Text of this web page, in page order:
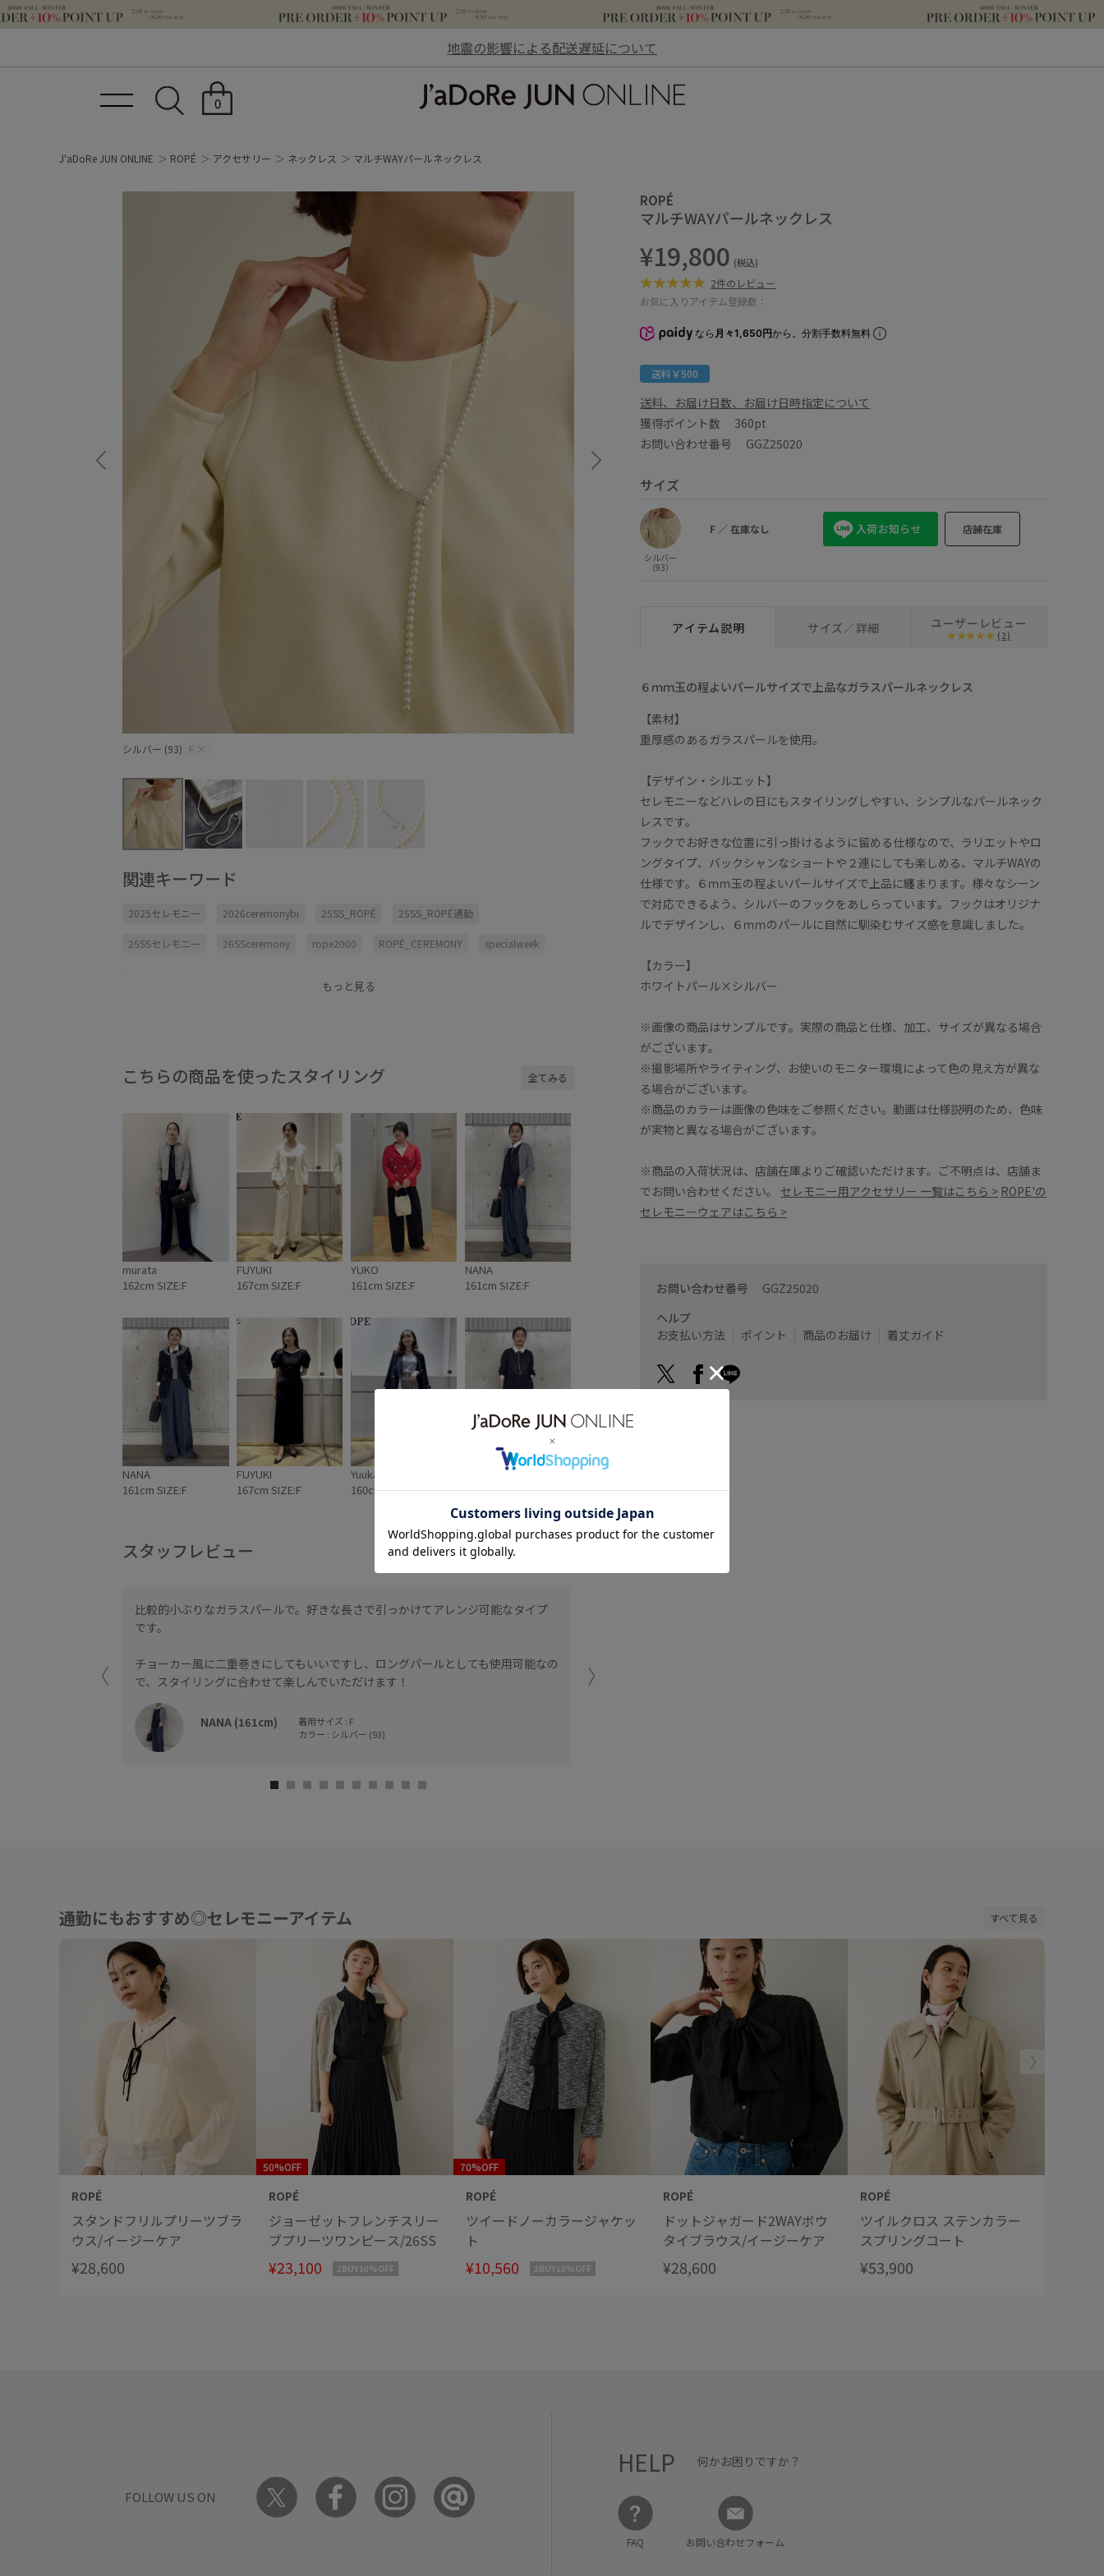
地震の影響による配送遅延について
0
J'aDoRe JUN ONLINE ROPÉ アクセサリー ネックレス マルチWAYパールネックレス
シルバー (93) F ×
関連キーワード
2025セレモニー 2026ceremonybi 25SS_ROPÉ 25SS_ROPÉ通勤
25SSセレモニー 26SSceremony rope2000 ROPÉ_CEREMONY specialweek
もっと見る
こちらの商品を使ったスタイリング 全てみる
murata
162cm SIZE:F
FUYUKI
167cm SIZE:F
YUKO
161cm SIZE:F
NANA
161cm SIZE:F
NANA
161cm SIZE:F
FUYUKI
167cm SIZE:F
Yuuka
160cm SIZE:F
161cm SIZE:F
スタッフレビュー
比較的小ぶりなガラスパールで。好きな長さで引っかけてアレンジ可能なタイプ
です。
チョーカー風に二重巻きにしてもいいですし、ロングパールとしても使用可能なの
で、スタイリングに合わせて楽しんでいただけます！
NANA (161cm)
着用サイズ : F
カラー : シルバー (93)
で、スタイリングに合わせて楽しんでいただけます！
ROPÉ
マルチWAYパールネックレス
¥19,800 (税込)
2件のレビュー
お気に入りアイテム登録数：
なら 月々1,650円から。分割手数料無料
送料￥500
送料、お届け日数、お届け日時指定について
獲得ポイント数 360pt
お問い合わせ番号 GGZ25020
サイズ
シルバー
（93）
F ／ 在庫なし 入荷お知らせ 店舗在庫
アイテム説明 サイズ／詳細 ユーザーレビュー
(2)
６ｍｍ玉の程よいパールサイズで上品なガラスパールネックレス
【素材】
重厚感のあるガラスパールを使用。
【デザイン・シルエット】
セレモニーなどハレの日にもスタイリングしやすい、シンプルなパールネック
レスです。
フックでお好きな位置に引っ掛けるように留める仕様なので、ラリエットやロ
ングタイプ、バックシャンなショートや２連にしても楽しめる、マルチWAYの
仕様です。６ｍｍ玉の程よいパールサイズで上品に纏まります。様々なシーン
で対応できるよう、シルバーのフックをあしらっています。フックはオリジナ
ルでデザインし、６ｍｍのパールに自然に馴染むサイズ感を意識しました。
【カラー】
ホワイトパール×シルバー
※画像の商品はサンプルです。実際の商品と仕様、加工、サイズが異なる場合
がございます。
※撮影場所やライティング、お使いのモニター環境によって色の見え方が異な
る場合がございます。
※商品のカラーは画像の色味をご参照ください。動画は仕様説明のため、色味
が実物と異なる場合がございます。
※商品の入荷状況は、店舗在庫よりご確認いただけます。ご不明点は、店舗ま
でお問い合わせください。 セレモニー用アクセサリー 一覧はこちら > ROPE'の
セレモニーウェアはこちら >
お問い合わせ番号 GGZ25020
ヘルプ
お支払い方法
ポイント 商品のお届け 着丈ガイド
通勤にもおすすめ◎セレモニーアイテム すべて見る
ROPÉ
スタンドフリルプリーツブラ
ウス/イージーケア
¥28,600
50%OFF
ROPÉ
ジョーゼットフレンチスリー
ブプリーツワンピース/26SS
¥23,100 2BUY10%OFF
70%OFF
ROPÉ
ツイードノーカラージャケッ
ト
¥10,560 2BUY10%OFF
ROPÉ
ドットジャガード2WAYボウ
タイブラウス/イージーケア
¥28,600
ROPÉ
ツイルクロス ステンカラー
スプリングコート
¥53,900
FOLLOW US ON
HELP 何かお困りですか？
FAQ お問い合わせフォーム